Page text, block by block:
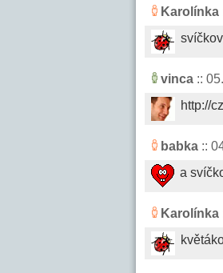
Karolínka
vinca ::
http://
babka ::
a
Karolínka